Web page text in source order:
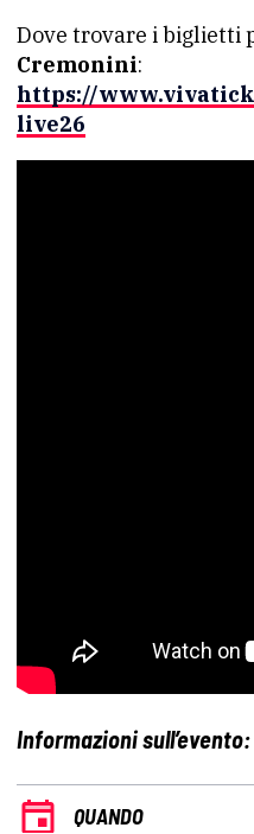
Dove trovare i biglietti
Cremonini:
https://
live26
Informazioni sull’evento:
QUANDO